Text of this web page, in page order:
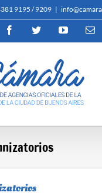
9195 / 9209 |
FacebookTwitterYouTube